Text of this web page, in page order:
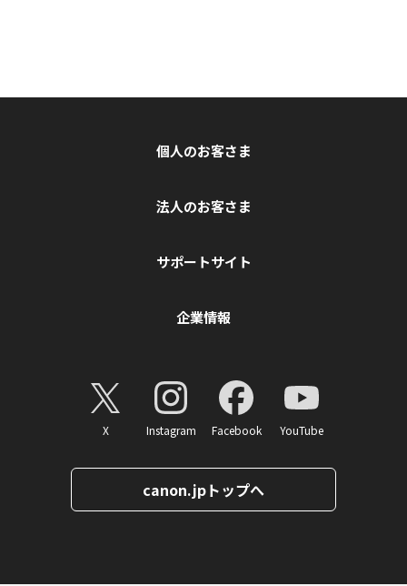
個人のお客さま
法人のお客さま
サポートサイト
企業情報
X Instagram Facebook YouTube
canon.jpトップへ